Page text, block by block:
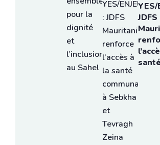
YES/
JDFS
santé